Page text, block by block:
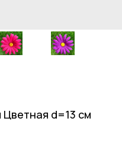
d=13 см